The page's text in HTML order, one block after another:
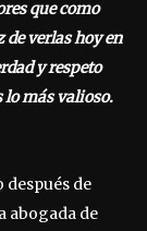
que como
de verlas hoy en
y respeto
lo más valioso.
después de
abogada de